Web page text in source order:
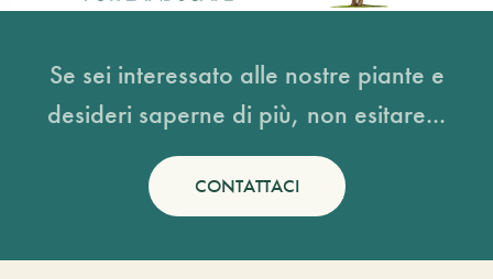
Se sei interessato alle nostre piante e
desideri saperne di più, non esitare...
CONTATTACI